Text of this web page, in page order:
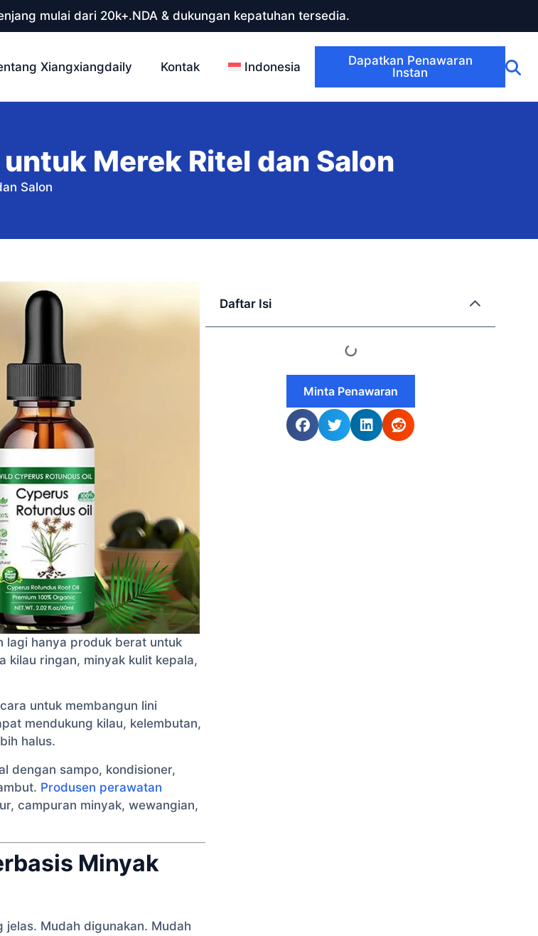
mulai dari 20k+.NDA & dukungan kepatuhan tersedia.
Xiangxiangdaily Kontak Indonesia
Dapatkan Penawaran
Instan
Merek Ritel dan Salon
Salon
lagi hanya produk berat untuk
kilau ringan, minyak kulit kepala,
untuk membangun lini
mendukung kilau, kelembutan,
halus.
dengan sampo, kondisioner,
Produsen perawatan
campuran minyak, wewangian,
Minyak
Mudah digunakan. Mudah
Daftar Isi
Minta Penawaran